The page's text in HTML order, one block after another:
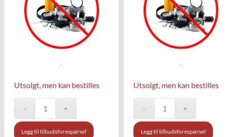
Utsolgt, men kan bestilles
Legg til tilbudsforespørsel
Utsolgt, men kan bestilles
Legg til tilbudsforespørsel